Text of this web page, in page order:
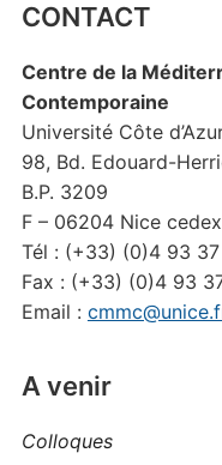
CONTACT
Centre de la
Contemporaine
Université Côte
98, Bd. Edouard-
B.P. 3209
F – 06204 Nice
Tél : (+33) (0)4 93
Fax : (+33) (0)4 93
Email :
A venir
Colloques